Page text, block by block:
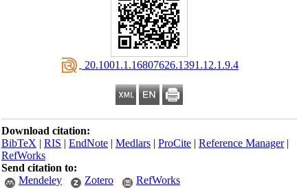
‎ 20.1001.1.16807626.1391.12.1.9.4
Download citation:
BibTeX|RIS|EndNote|Medlars|ProCite|Reference Manager
RefWorks
Send citation to:
Mendeley
Zotero RefWorks